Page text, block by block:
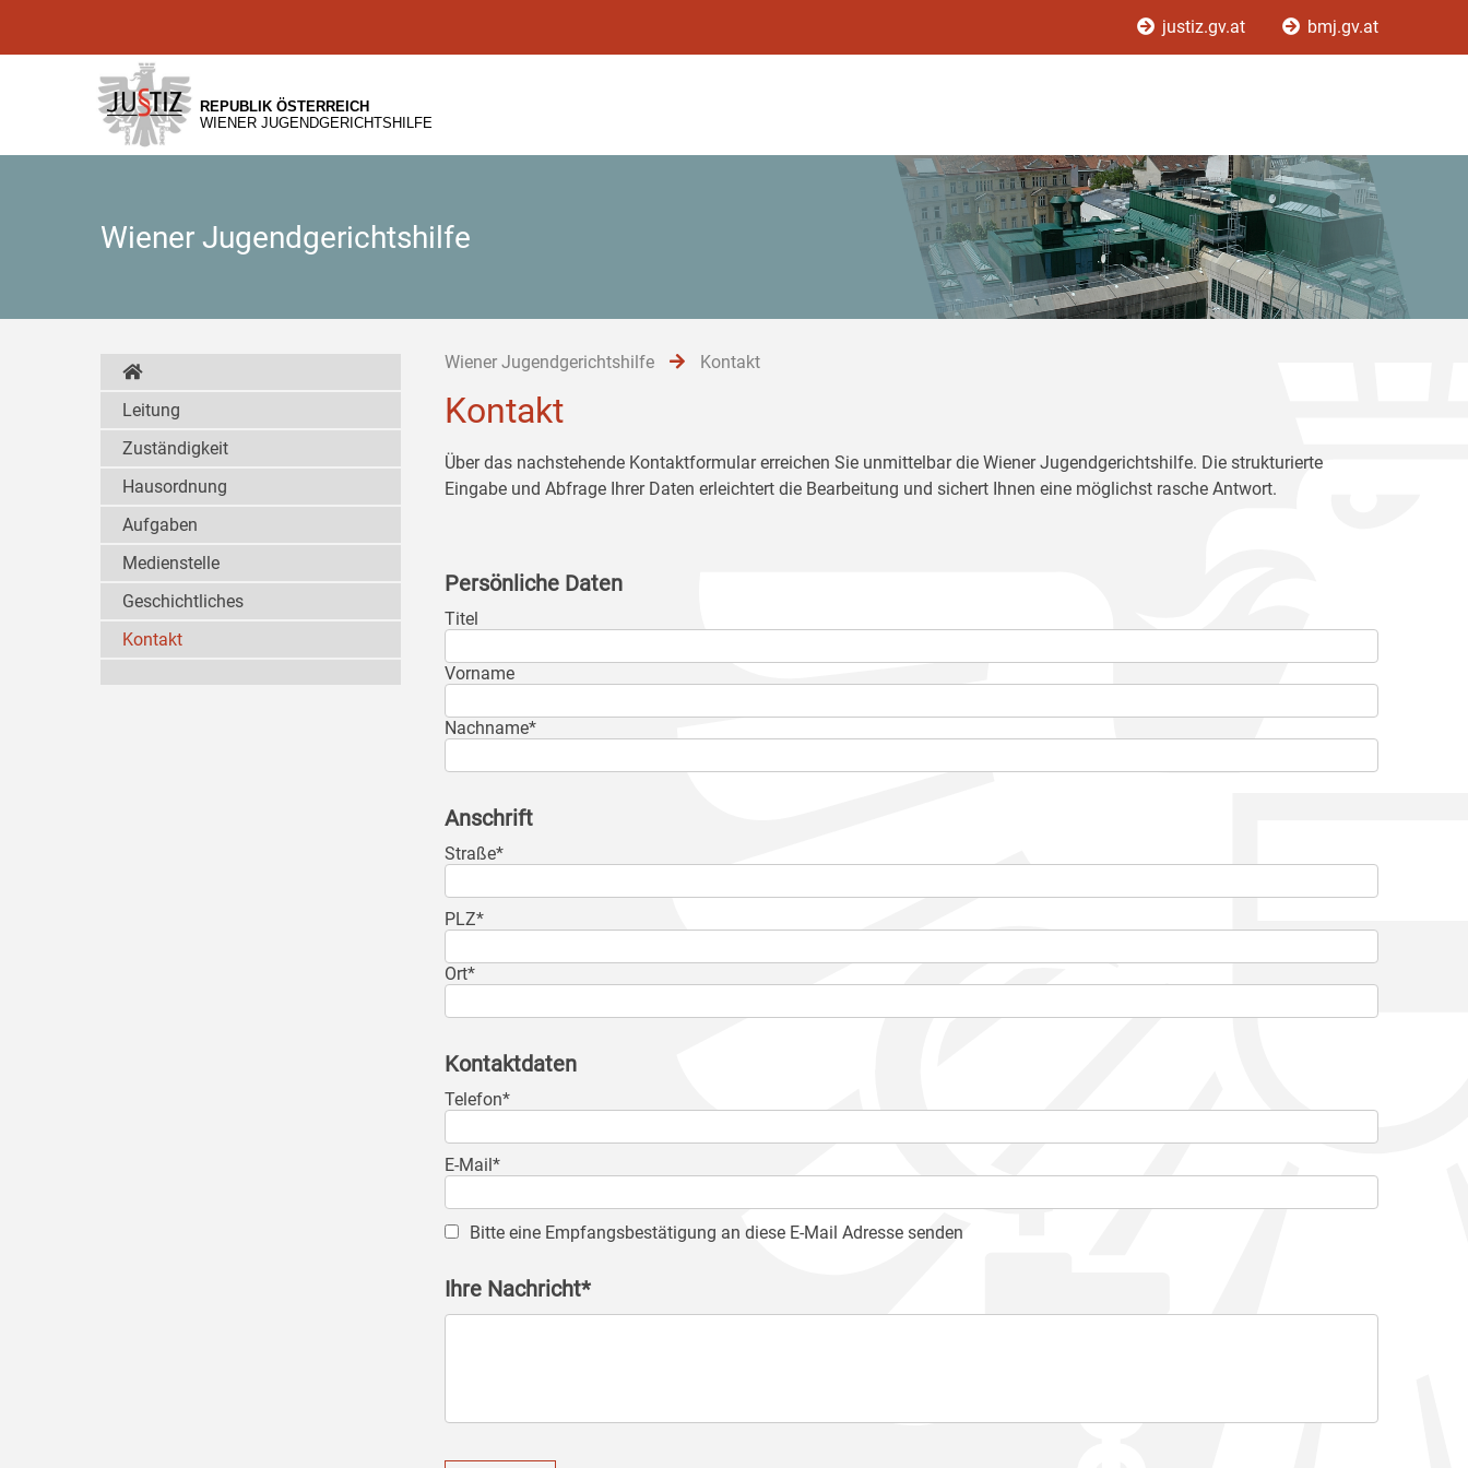
[1]
[2]
[3]
justiz.gv.at bmj.gv.at
REPUBLIK ÖSTERREICH
WIENER JUGENDGERICHTSHILFE
Wiener Jugendgerichtshilfe
Wiener Jugendgerichtshilfe Kontakt
Kontakt
Über das nachstehende Kontaktformular erreichen Sie unmittelbar die Wiener Jugendgerichtshilfe. Die strukturierte
Eingabe und Abfrage Ihrer Daten erleichtert die Bearbeitung und sichert Ihnen eine möglichst rasche Antwort.
Persönliche Daten
Titel
Vorname
Nachname*
Anschrift
Straße*
PLZ*
Ort*
Kontaktdaten
Telefon*
E-Mail*
Bitte eine Empfangsbestätigung an diese E-Mail Adresse senden
Ihre Nachricht*
Leitung
Zuständigkeit
Hausordnung
Aufgaben
Medienstelle
Geschichtliches
Kontakt